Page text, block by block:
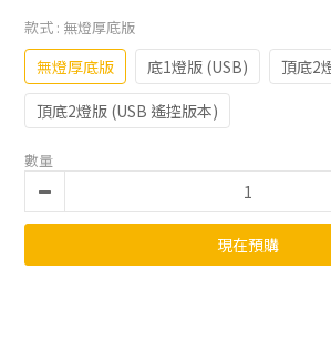
款式 : 無燈厚底版
無燈厚底版 底1燈版 (USB)
頂底2
頂底2燈版 (USB 遙控版本)
數量
現在預購